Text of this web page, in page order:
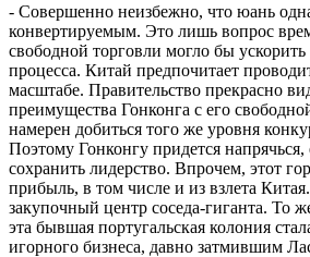
- Совершенно неизбежно, что юань
конвертируемым. Это лишь вопрос
свободной торговли могло бы ускорить
процесса. Китай предпочитает
масштабе. Правительство прекрасно
преимущества Гонконга с его
намерен добиться того же уровня
Поэтому Гонконгу придется напрячься,
сохранить лидерство. Впрочем, этот
прибыль, в том числе и из взлета
закупочный центр соседа-гиганта. То
эта бывшая португальская колония
игорного бизнеса, давно затмившим